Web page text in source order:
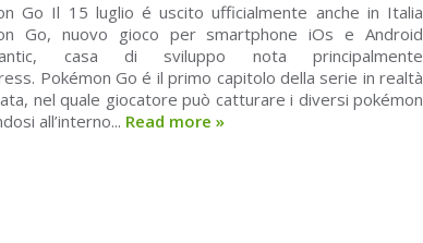
Go Il 15 luglio é uscito ufficialmente anche in Italia
Go, nuovo gioco per smartphone iOs e Android
casa di sviluppo nota principalmente
Pokémon Go é il primo capitolo della serie in realtà
nel quale giocatore può catturare i diversi pokémon
all’interno... Read more »